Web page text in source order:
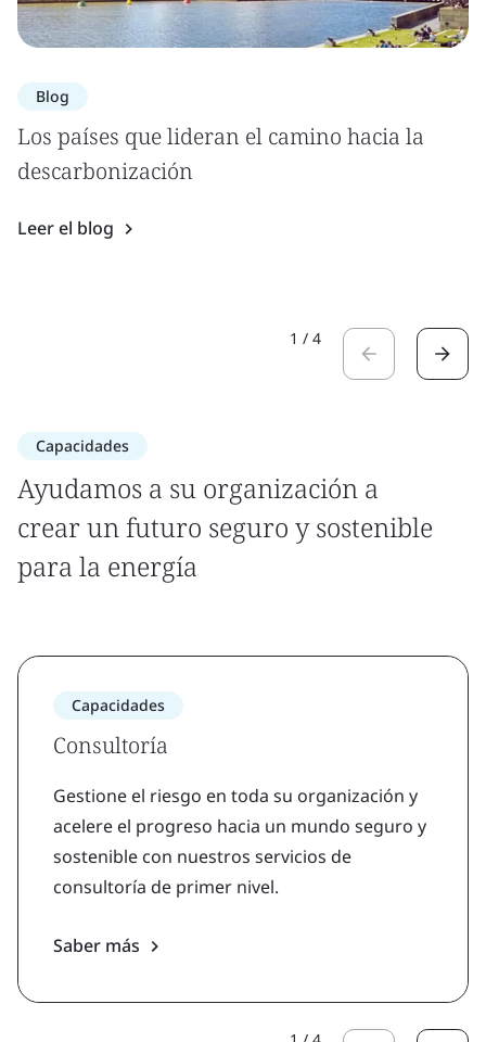
Blog
Los países que lideran el camino hacia la
descarbonización
Leer el blog
1 / 4
Capacidades
Ayudamos a su organización a
crear un futuro seguro y sostenible
para la energía
Capacidades
Consultoría
Gestione el riesgo en toda su organización y
acelere el progreso hacia un mundo seguro y
sostenible con nuestros servicios de
consultoría de primer nivel.
Saber más